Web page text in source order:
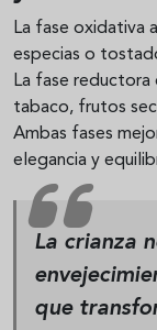
La fase oxidativa
especias o
La fase reductora
tabaco, frutos
Ambas fases
elegancia y
La crianza
que